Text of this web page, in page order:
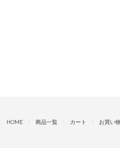
HOME 商品一覧 カート お買い